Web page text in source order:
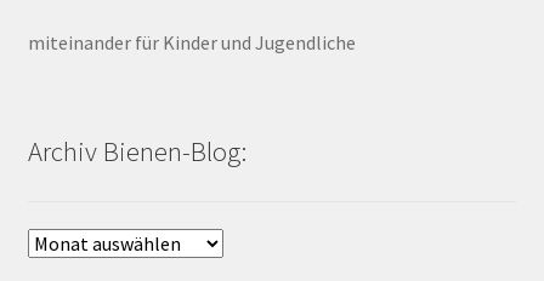
miteinander für Kinder und Jugendliche
Archiv Bienen-Blog:
Archiv